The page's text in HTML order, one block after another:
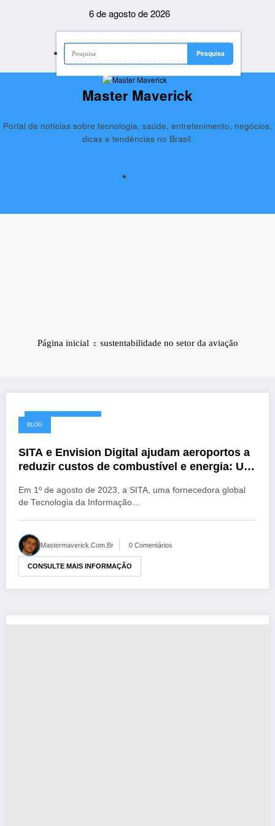
6 de agosto de 2026
Master Maverick
Portal de notícias sobre tecnologia, saúde, entretenimento, negócios,
dicas e tendências no Brasil.
Página inicial sustentabilidade no setor da aviação
2 de agosto de 2023
BLOG
SITA e Envision Digital ajudam aeroportos a
reduzir custos de combustível e energia: Um
aviação
Em 1º de agosto de 2023, a SITA, uma fornecedora global
de Tecnologia da Informação…
Mastermaverick.com.br 0 Comentários
CONSULTE MAIS INFORMAÇÃO